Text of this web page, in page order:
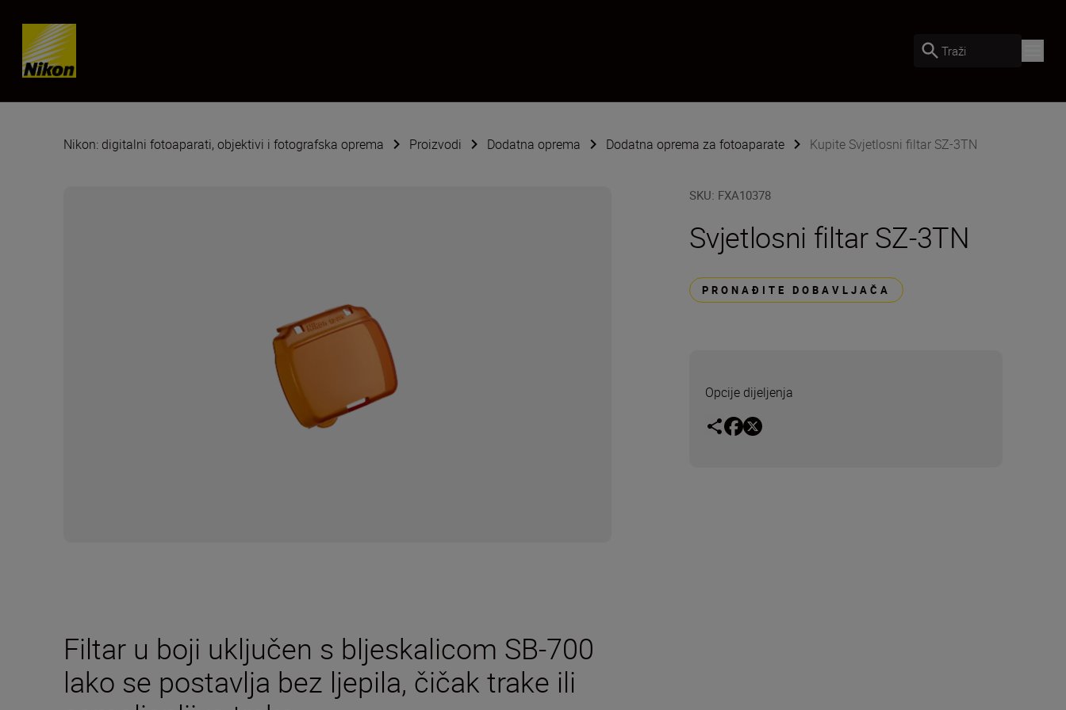
Skip content
Traži
Nikon: digitalni fotoaparati, objektivi i fotografska oprema Proizvodi Dodatna oprema Dodatna oprema za fotoaparate Kupite Svjetlosni filtar SZ-3TN
SKU: FXA10378
Svjetlosni filtar SZ-3TN
PRONAĐITE DOBAVLJAČA
Opcije dijeljenja
Filtar u boji uključen s bljeskalicom SB-700
lako se postavlja bez ljepila, čičak trake ili